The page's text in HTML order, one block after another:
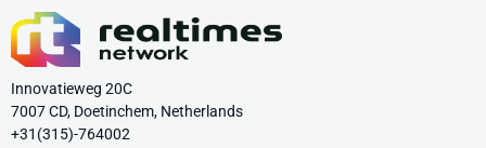
Innovatieweg 20C
7007 CD, Doetinchem, Netherlands
+31(315)-764002